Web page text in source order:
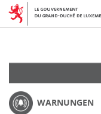
WARNUNGEN